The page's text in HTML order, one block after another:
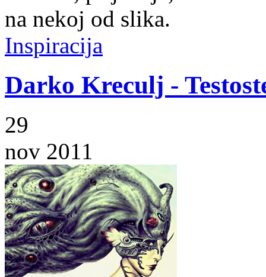
na nekoj od slika.
Inspiracija
Darko Kreculj -
29
nov 2011